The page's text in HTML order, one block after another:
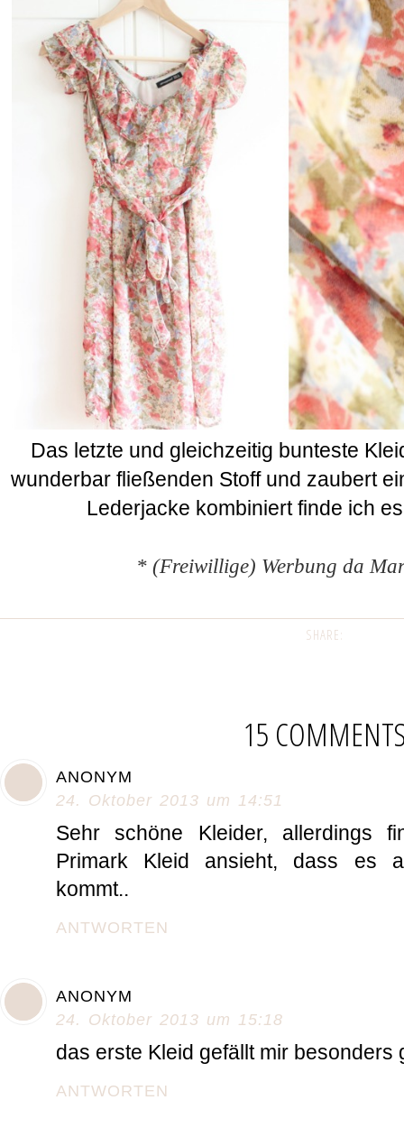
Das letzte und gleichzeitig bunteste
wunderbar fließenden Stoff und zaubert
Lederjacke kombiniert finde ich
* (Freiwillige) Werbung da
SHARE:
15
ANONYM
24. Oktober 2013 um 14:51
Sehr schöne Kleider, allerdings
Primark Kleid ansieht, dass es
kommt..
ANTWORTEN
ANONYM
24. Oktober 2013 um 15:18
das erste Kleid gefällt mir besonders
ANTWORTEN